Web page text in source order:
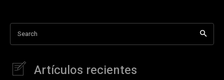
Search
Artículos recientes